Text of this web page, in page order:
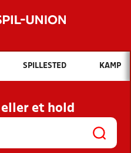
Hvad vil du søge efter?
OG NYHEDER
KLUBBER OG
SPILLESTED KAMP
et hold